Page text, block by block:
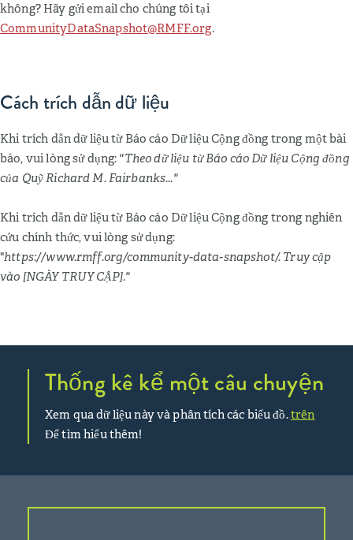
không? Hãy gửi email cho chúng tôi tại
CommunityDataSnapshot@RMFF.org.
Cách trích dẫn dữ liệu
Khi trích dẫn dữ liệu từ Báo cáo Dữ liệu Cộng đồng trong một bài
báo, vui lòng sử dụng: "Theo dữ liệu từ Báo cáo Dữ liệu Cộng đồng
của Quỹ Richard M. Fairbanks..."
Khi trích dẫn dữ liệu từ Báo cáo Dữ liệu Cộng đồng trong nghiên
cứu chính thức, vui lòng sử dụng:
"https://www.rmff.org/community-data-snapshot/. Truy cập
vào [NGÀY TRUY CẬP]."
Thống kê kể một câu chuyện
Xem qua dữ liệu này và phân tích các biểu đồ.trên
Để tìm hiểu thêm!